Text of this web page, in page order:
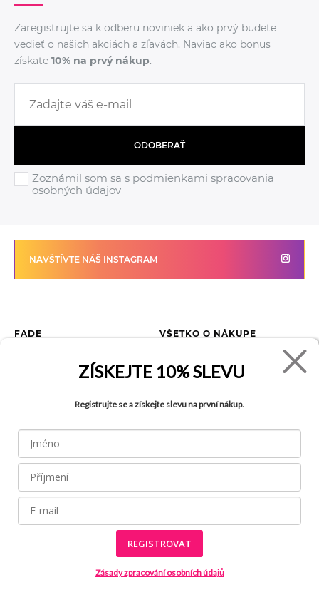
Zaregistrujte sa k odberu noviniek a ako prvý budete
vedieť o našich akciách a zľavách. Naviac ako bonus
získate 10% na prvý nákup.
ODOBERAŤ
Zoznámil som sa s podmienkami spracovania
osobných údajov
NAVŠTÍVTE NÁŠ INSTAGRAM
FADE
Blog
VŠETKO O NÁKUPE
Ako reklamovať tovar
Tabuľka veľkostí
Všetky práva vyhradené © 2026
Internetové stránky používajúsúbory cookies
ZÍSKEJTE 10% SLEVU
Registrujte se a získejte slevu na první nákup.
REGISTROVAT
Zásady zpracování osobních údajů